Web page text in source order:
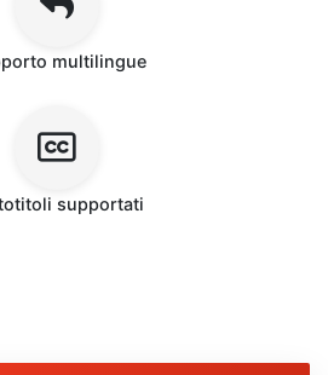
multilingue
supportati